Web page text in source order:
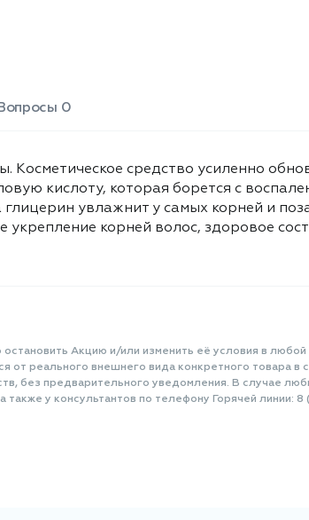
0
средство усиленно
кислоту, которая борется с
увлажнит у самых корней и
корней волос, здоровое
Акцию и/или изменить её условия в
реального внешнего вида конкретного товара в
без предварительного уведомления. В случае
также у консультантов по телефону Горячей линии: